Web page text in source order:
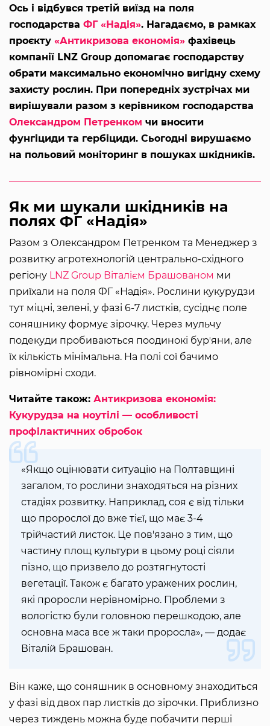
Ось і відбувся третій виїзд на поля
господарства ФГ «Надія». Нагадаємо, в рамках
проєкту «Антикризова економія» фахівець
компанії LNZ Group допомагає господарству
обрати максимально економічно вигідну схему
захисту рослин. При попередніх зустрічах ми
вирішували разом з керівником господарства
Олександром Петренком чи вносити
фунгіциди та гербіциди. Сьогодні вирушаємо
на польовий моніторинг в пошуках шкідників.
Як ми шукали шкідників на
полях ФГ «Надія»
Разом з Олександром Петренком та Менеджер з
розвитку агротехнологій центрально-східного
регіону LNZ Group Віталієм Брашованом ми
приїхали на поля ФГ «Надія». Рослини кукурудзи
тут міцні, зелені, у фазі 6-7 листків, сусіднє поле
соняшнику формує зірочку. Через мульчу
подекуди пробиваються поодинокі бурʼяни, але
їх кількість мінімальна. На полі сої бачимо
рівномірні сходи.
Читайте також: Антикризова економія:
Кукурудза на ноутілі — особливості
профілактичних обробок
«Якщо оцінювати ситуацію на Полтавщині
загалом, то рослини знаходяться на різних
стадіях розвитку. Наприклад, соя є від тільки
що пророслої до вже тієї, що має 3-4
трійчастий листок. Це пов'язано з тим, що
частину площ культури в цьому році сіяли
пізно, що призвело до розтягнутості
вегетації. Також є багато уражених рослин,
які проросли нерівномірно. Проблеми з
вологістю були головною перешкодою, але
основна маса все ж таки проросла», — додає
Віталій Брашован.
Він каже, що соняшник в основному знаходиться
у фазі від двох пар листків до зірочки. Приблизно
через тиждень можна буде побачити перші